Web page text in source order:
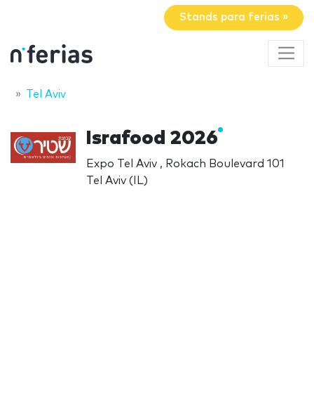
Stands para ferias »
Tel Aviv
Israfood 2026
Expo Tel Aviv , Rokach Boulevard 101
Tel Aviv (IL)